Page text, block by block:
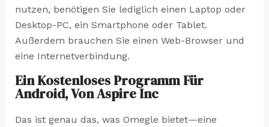
nutzen, benötigen Sie lediglich einen Laptop oder
Desktop-PC, ein Smartphone oder Tablet.
Außerdem brauchen Sie einen Web-Browser und
eine Internetverbindung.
Ein Kostenloses Programm Für
Android, Von Aspire Inc
Das ist genau das, was Omegle bietet—eine